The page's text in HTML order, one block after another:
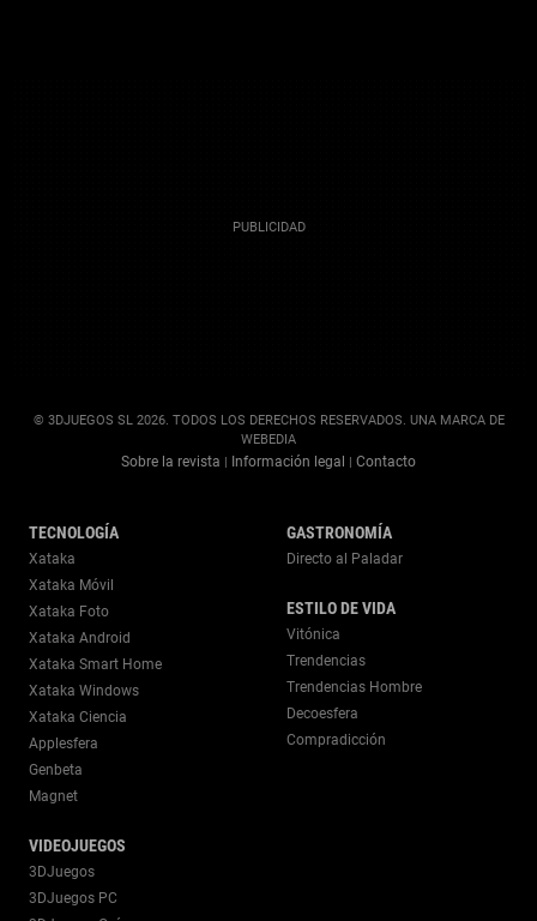
© 3DJUEGOS SL 2026. TODOS LOS DERECHOS RESERVADOS. UNA MARCA DE
WEBEDIA
Sobre la revista Información legal Contacto
TECNOLOGÍA
Xataka
Xataka Móvil
Xataka Foto
Xataka Android
Xataka Smart Home
Xataka Windows
Xataka Ciencia
Applesfera
Genbeta
Magnet
VIDEOJUEGOS
3DJuegos
3DJuegos PC
GASTRONOMÍA
Directo al Paladar
ESTILO DE VIDA
Vitónica
Trendencias
Trendencias Hombre
Decoesfera
Compradicción